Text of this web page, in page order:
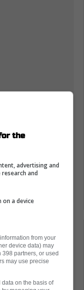
anodin. Elle
panique pas,
d'agir pour
the
advertising and
and
a device
from your
device data) may
partners, or used
may use precise
on the basis of